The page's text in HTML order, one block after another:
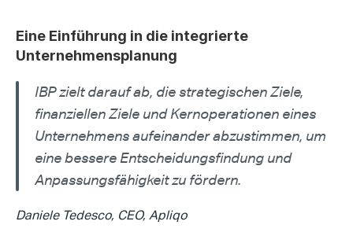
Eine Einführung in die integrierte
Unternehmensplanung
IBP zielt darauf ab, die strategischen Ziele,
finanziellen Ziele und Kernoperationen eines
Unternehmens aufeinander abzustimmen, um
eine bessere Entscheidungsfindung und
Anpassungsfähigkeit zu fördern.
Daniele Tedesco, CEO, Apliqo